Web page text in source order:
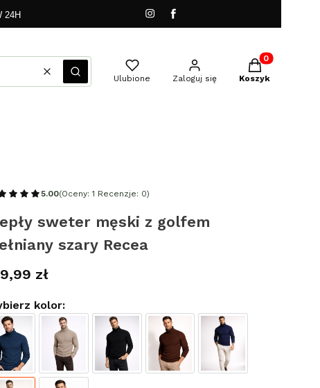
24H
WyczyśćSzukaj Ulubione Zaloguj się
Produkty w
Koszyk
5.00(Oceny: 1 Recenzje: 0)
sweter męski z golfem
szary Recea
zł
kolor: